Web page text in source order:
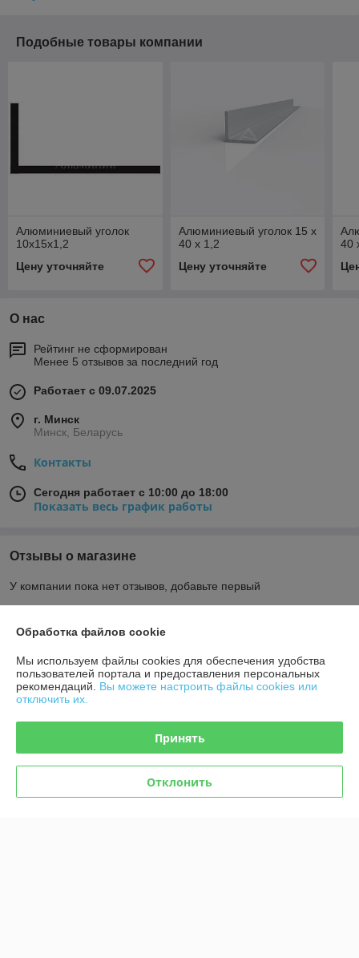
Подобные товары компании
Алюминиевый уголок
10x15x1,2
Цену уточняйте
Алюминиевый уголок 15 x
40 x 1,2
Цену уточняйте
40
О нас
Рейтинг не сформирован
Менее 5 отзывов за последний год
Работает с 09.07.2025
г. Минск
Минск, Беларусь
Контакты
Сегодня работает с 10:00 до 18:00
Показать весь график работы
Отзывы о магазине
У компании пока нет отзывов, добавьте первый
О нас
Контакты
Обработка файлов cookie
Мы используем файлы cookies для обеспечения удобства
пользователей портала и предоставления персональных
рекомендаций. Вы можете настроить файлы cookies или
отключить их.
Принять
Отклонить